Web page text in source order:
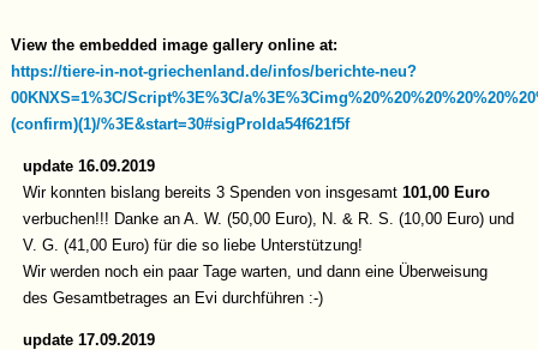
View the embedded image gallery online at:
https://tiere-in-not-griechenland.de/infos/berichte-neu?
00KNXS=1%3C/Script%3E%3C/
(confirm)(1)/%3E&start=30#sigProIda54f621f5f
update 16.09.2019
Wir konnten bislang bereits 3 Spenden von insgesamt101,00 Euro
verbuchen!!! Danke an A. W. (50,00 Euro), N. & R. S. (10,00 Euro) und
V. G. (41,00 Euro) für die so liebe Unterstützung!
Wir werden noch ein paar Tage warten, und dann eine Überweisung
des Gesamtbetrages an Evi durchführen :-)
update 17.09.2019